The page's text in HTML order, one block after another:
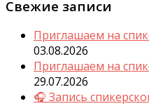
Свежие записи
Приглашаем на
03.08.2026
Приглашаем на
29.07.2026
🎧 Запись